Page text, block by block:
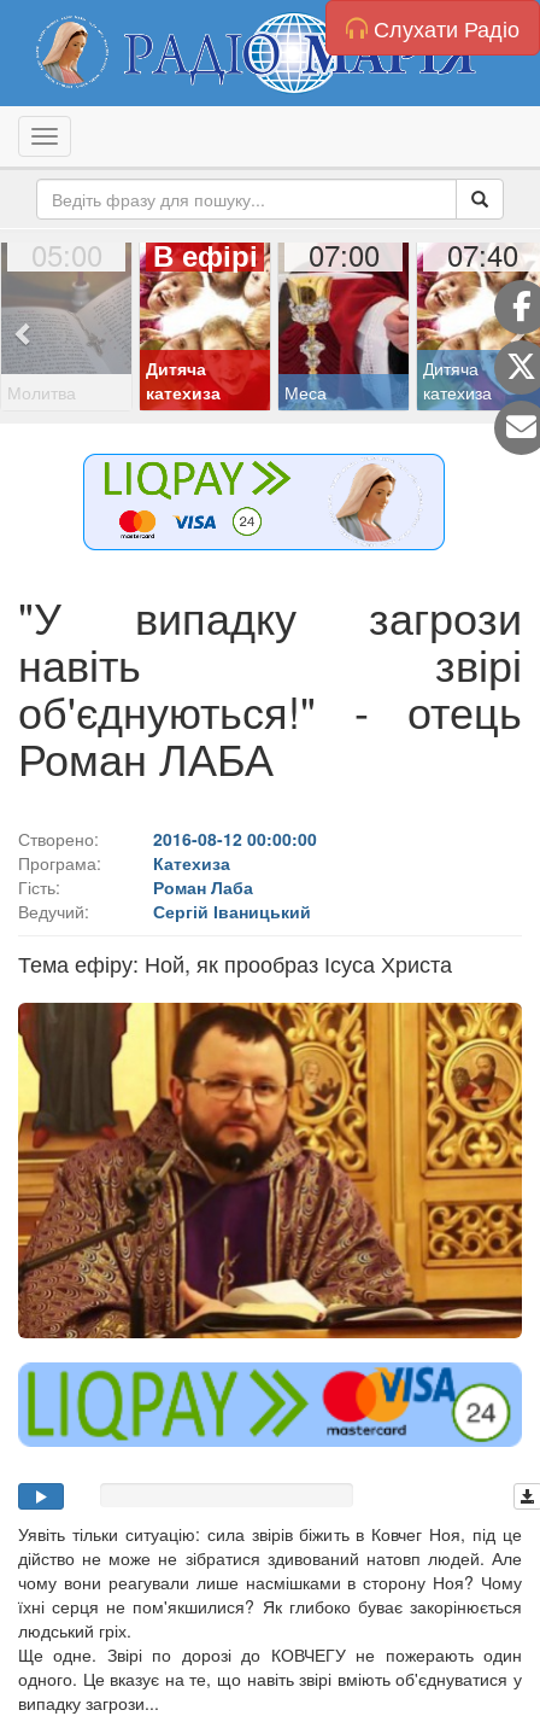
Слухати Радіо
Toggle navigation
05:00
Молитва
В ефірі
Дитяча
катехиза
07:00
Меса
07:40
Дитяча
катехиза
"У випадку загрози
навіть звірі
об'єднуються!" - отець
Роман ЛАБА
Створено:
2016-08-12 00:00:00
Програма:
Катехиза
Гість:
Роман Лаба
Ведучий:
Сергій Іваницький
Тема ефіру: Ной, як прообраз Ісуса Христа
Уявіть тільки ситуацію: сила звірів біжить в Ковчег Ноя, під це
дійство не може не зібратися здивований натовп людей. Але
чому вони реагували лише насмішками в сторону Ноя? Чому
їхні серця не пом'якшилися? Як глибоко буває закорінюється
людський гріх.
Ще одне. Звірі по дорозі до КОВЧЕГУ не пожерають один
одного. Це вказує на те, що навіть звірі вміють об'єднуватися у
випадку загрози...